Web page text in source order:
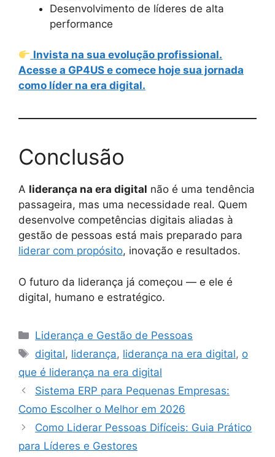
Desenvolvimento de líderes de alta
performance
Invista na sua evolução profissional.
Acesse a GP4US e comece hoje sua jornada
como líder na era digital.
Conclusão
A liderança na era digital não é uma tendência
passageira, mas uma necessidade real. Quem
desenvolve competências digitais aliadas à
gestão de pessoas está mais preparado para
liderar com propósito, inovação e resultados.
O futuro da liderança já começou — e ele é
digital, humano e estratégico.
Categorias
Liderança e Gestão de Pessoas
Tags
digital, liderança, liderança na era digital, o
que é liderança na era digital
Sistema ERP para Pequenas Empresas:
Como Escolher o Melhor em 2026
Como Liderar Pessoas Difíceis: Guia Prático
para Líderes e Gestores